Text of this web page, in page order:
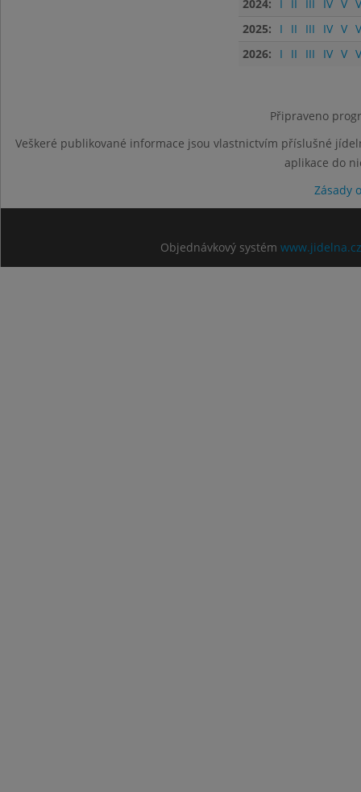
2024:
I II III IV V
2025:
I II III IV V
2026:
I II III IV V
Připraveno
Veškeré publikované informace jsou vlastnictvím příslušné
aplikace do
Zásady
Objednávkový systém www.jidelna.cz